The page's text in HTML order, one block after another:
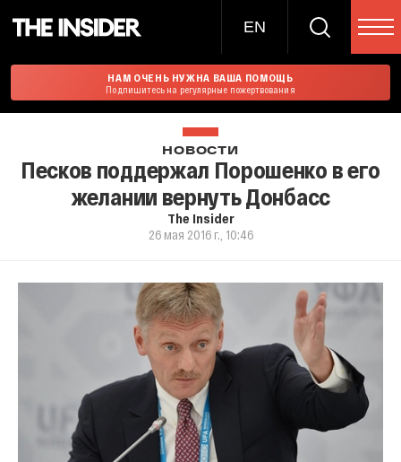
EN
НАМ ОЧЕНЬ НУЖНА ВАША ПОМОЩЬ
Подпишитесь на регулярные пожертвования
НОВОСТИ
Песков поддержал Порошенко в его
желании вернуть Донбасс
The Insider
26 мая 2016 г., 10:46